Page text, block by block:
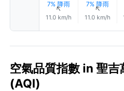
7% 降雨
↑
11.0 km/h
7% 降雨
↑
11.0 km/h
空氣品質指數 in 聖
(AQI)